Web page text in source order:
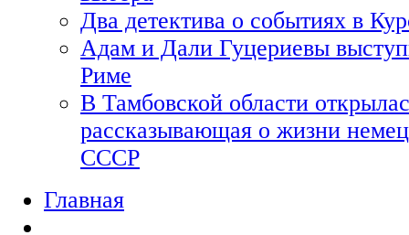
Два детектива о событиях в
Адам и Дали Гуцериевы
Риме
В Тамбовской области
рассказывающая о жизни
СССР
Главная